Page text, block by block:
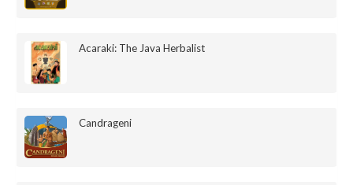
Acaraki: The Java Herbalist
Candrageni